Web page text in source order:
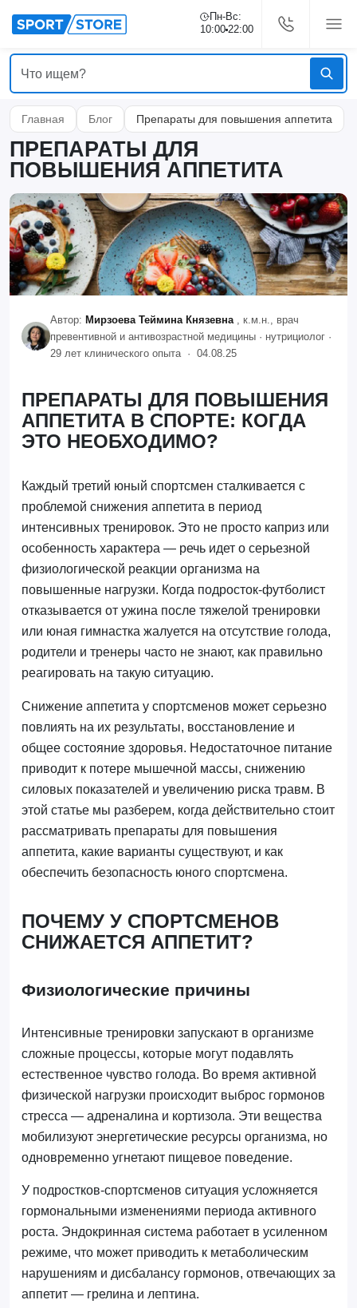
Пн-Вс:
10:00 22:00
Главная Блог Препараты для повышения аппетита
ПРЕПАРАТЫ ДЛЯ
ПОВЫШЕНИЯ АППЕТИТА
Автор: Мирзоева Теймина Князевна
, к.м.н., врач
превентивной и антивозрастной медицины · нутрициолог ·
29 лет клинического опыта · 04.08.25
ПРЕПАРАТЫ ДЛЯ ПОВЫШЕНИЯ
АППЕТИТА В СПОРТЕ: КОГДА
ЭТО НЕОБХОДИМО?
Каждый третий юный спортсмен сталкивается с
проблемой снижения аппетита в период
интенсивных тренировок. Это не просто каприз или
особенность характера — речь идет о серьезной
физиологической реакции организма на
повышенные нагрузки. Когда подросток-футболист
отказывается от ужина после тяжелой тренировки
или юная гимнастка жалуется на отсутствие голода,
родители и тренеры часто не знают, как правильно
реагировать на такую ситуацию.
Снижение аппетита у спортсменов может серьезно
повлиять на их результаты, восстановление и
общее состояние здоровья. Недостаточное питание
приводит к потере мышечной массы, снижению
силовых показателей и увеличению риска травм. В
этой статье мы разберем, когда действительно стоит
рассматривать препараты для повышения
аппетита, какие варианты существуют, и как
обеспечить безопасность юного спортсмена.
ПОЧЕМУ У СПОРТСМЕНОВ
СНИЖАЕТСЯ АППЕТИТ?
Физиологические причины
Интенсивные тренировки запускают в организме
сложные процессы, которые могут подавлять
естественное чувство голода. Во время активной
физической нагрузки происходит выброс гормонов
стресса — адреналина и кортизола. Эти вещества
мобилизуют энергетические ресурсы организма, но
одновременно угнетают пищевое поведение.
У подростков-спортсменов ситуация усложняется
гормональными изменениями периода активного
роста. Эндокринная система работает в усиленном
режиме, что может приводить к метаболическим
нарушениям и дисбалансу гормонов, отвечающих за
аппетит — грелина и лептина.